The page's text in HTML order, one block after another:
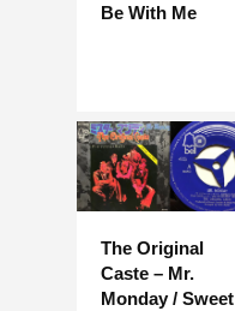
Be With Me
The Original
Caste – Mr.
Monday / Sweet